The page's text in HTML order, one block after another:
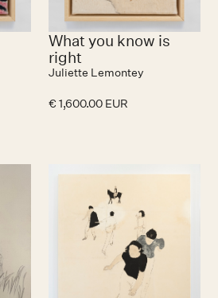
What you know is
right
Juliette Lemontey
€ 1,600.00 EUR
No items found.